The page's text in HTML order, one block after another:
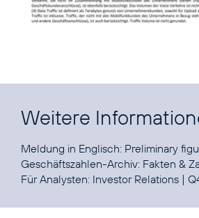
Weitere
Meldung in Englisch: Preliminary
Geschäftszahlen-Archiv: Fakten &
Für Analysten: Investor Relations |